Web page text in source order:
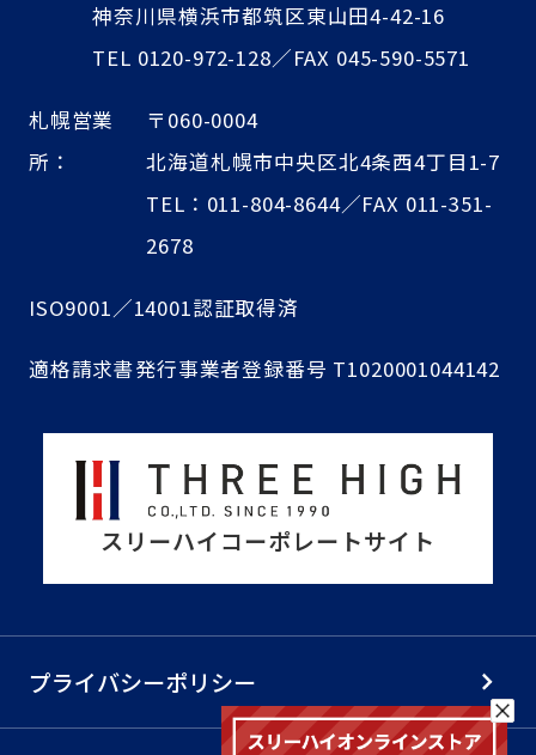
神奈川県横浜市都筑区東山田4-42-16
TEL 0120-972-128／FAX 045-590-5571
札幌営業
所：
〒060-0004
北海道札幌市中央区北4条西4丁目1-7
TEL：011-804-8644／FAX 011-351-
2678
ISO9001／14001認証取得済
適格請求書発行事業者登録番号 T1020001044142
スリーハイコーポレートサイト
プライバシーポリシー